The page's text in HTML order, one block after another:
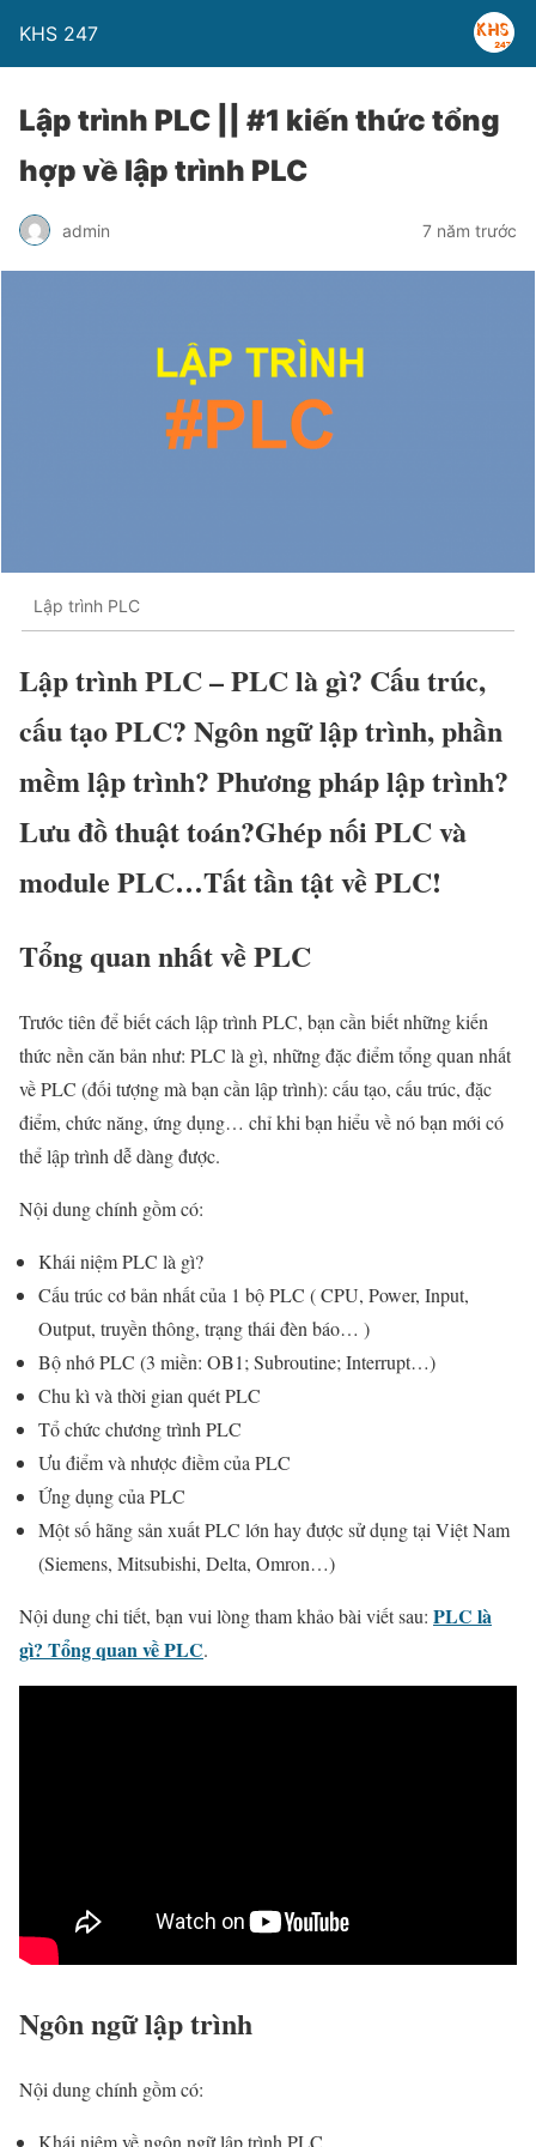
KHS 247
Lập trình PLC || #1 kiến thức tổng
hợp về lập trình PLC
admin 7 năm trước
Lập trình PLC
Lập trình PLC – PLC là gì? Cấu trúc,
cấu tạo PLC? Ngôn ngữ lập trình, phần
mềm lập trình? Phương pháp lập trình?
Lưu đồ thuật toán?Ghép nối PLC và
module PLC…Tất tần tật về PLC!
Tổng quan nhất về PLC
Trước tiên để biết cách lập trình PLC, bạn cần biết những kiến
thức nền căn bản như: PLC là gì, những đặc điểm tổng quan nhất
về PLC (đối tượng mà bạn cần lập trình): cấu tạo, cấu trúc, đặc
điểm, chức năng, ứng dụng… chỉ khi bạn hiểu về nó bạn mới có
thể lập trình dễ dàng được.
Nội dung chính gồm có:
Khái niệm PLC là gì?
Cấu trúc cơ bản nhất của 1 bộ PLC ( CPU, Power, Input,
Output, truyền thông, trạng thái đèn báo… )
Bộ nhớ PLC (3 miền: OB1; Subroutine; Interrupt…)
Chu kì và thời gian quét PLC
Tổ chức chương trình PLC
Ưu điểm và nhược điềm của PLC
Ứng dụng của PLC
Một số hãng sản xuất PLC lớn hay được sử dụng tại Việt Nam
(Siemens, Mitsubishi, Delta, Omron…)
Nội dung chi tiết, bạn vui lòng tham khảo bài viết sau: PLC là
gì? Tổng quan về PLC.
Ngôn ngữ lập trình
Nội dung chính gồm có:
Khái niệm về ngôn ngữ lập trình PLC